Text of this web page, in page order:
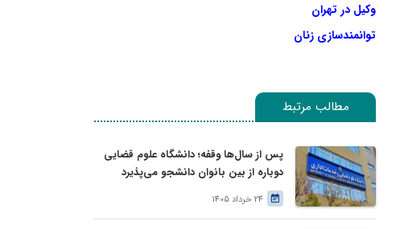
وکیل در تهران
توانمندسازی زنان
مطالب مرتبط
پس از سال‌ها وقفه؛ دانشگاه علوم قضایی
دوباره از بین بانوان دانشجو می‌پذیرد
24 خرداد 1405